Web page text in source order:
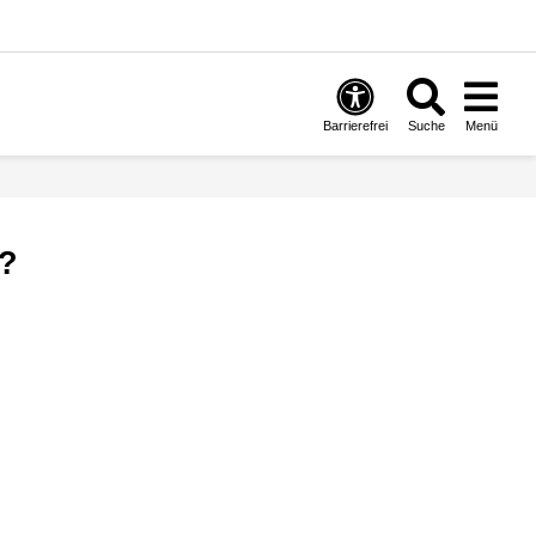
Barrierefrei Suche Menü